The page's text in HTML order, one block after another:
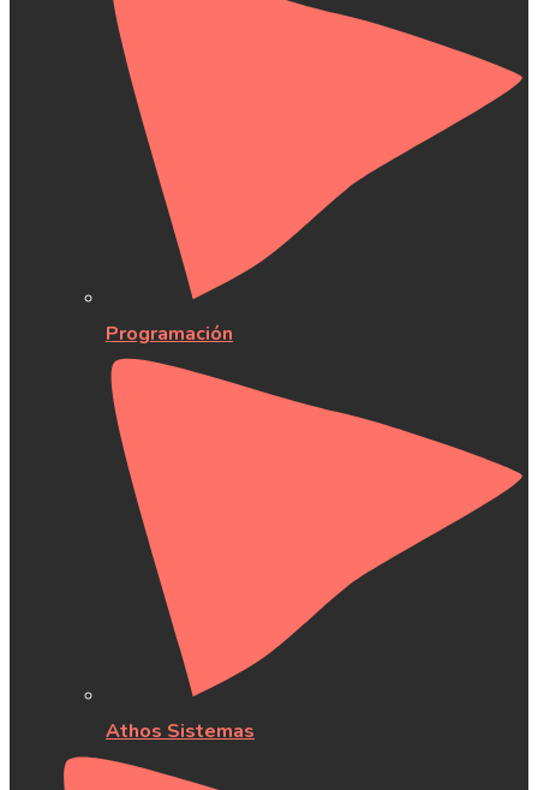
Programación
Athos Sistemas